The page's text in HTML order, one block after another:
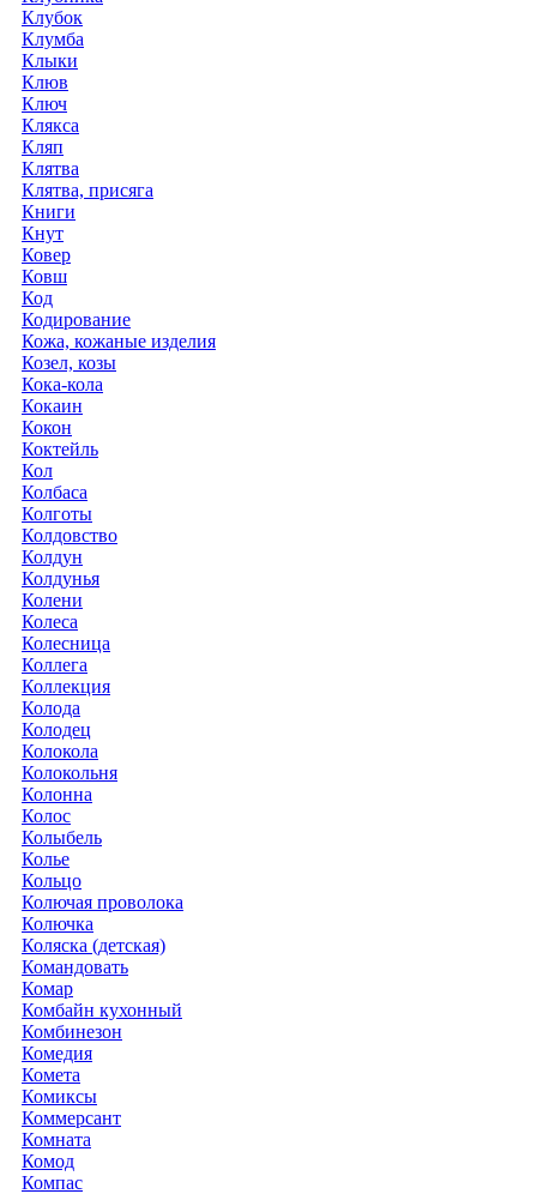
Клубок
Клумба
Клыки
Клюв
Ключ
Клякса
Кляп
Клятва
Клятва, присяга
Книги
Кнут
Ковер
Ковш
Код
Кодирование
Кожа, кожаные изделия
Козел, козы
Кока-кола
Кокаин
Кокон
Коктейль
Кол
Колбаса
Колготы
Колдовство
Колдун
Колдунья
Колени
Колеса
Колесница
Коллега
Коллекция
Колода
Колодец
Колокола
Колокольня
Колонна
Колос
Колыбель
Колье
Кольцо
Колючая проволока
Колючка
Коляска (детская)
Командовать
Комар
Комбайн кухонный
Комбинезон
Комедия
Комета
Комиксы
Коммерсант
Комната
Комод
Компас